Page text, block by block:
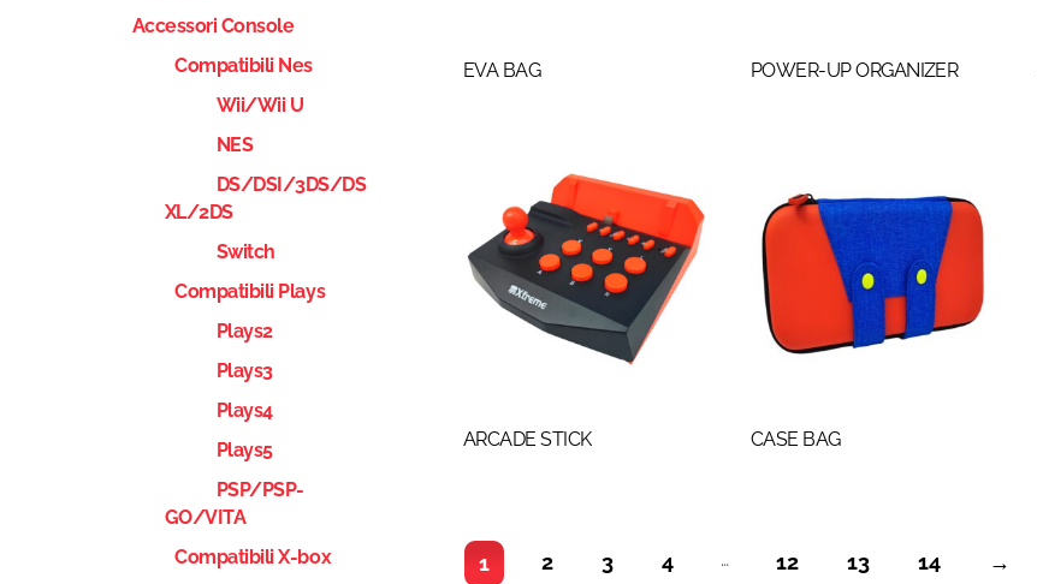
EVA BAG POWER-UP ORGANIZER
ARCADE STICK CASE BAG
1 2 3 4 … 12 13 14 →
Accessori Console
Compatibili Nes
Wii/Wii U
NES
DS/DSI/3DS/DS
XL/2DS
Switch
Compatibili Plays
Plays2
Plays3
Plays4
Plays5
PSP/PSP-
GO/VITA
Compatibili X-box